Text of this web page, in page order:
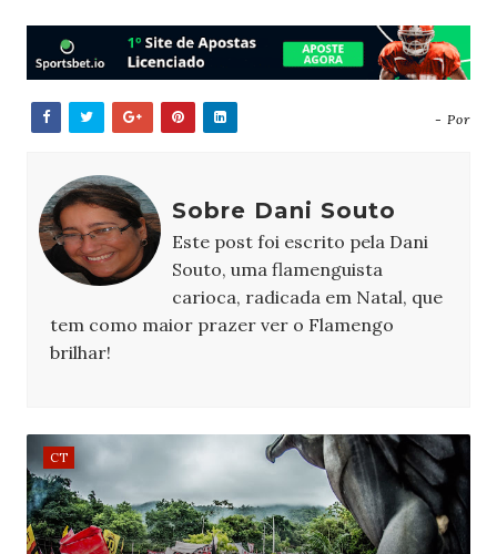
- Por
Sobre Dani Souto
Este post foi escrito pela Dani
Souto, uma flamenguista
carioca, radicada em Natal, que
tem como maior prazer ver o Flamengo
brilhar!
CT